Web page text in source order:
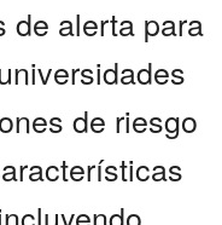
de alerta para
de riesgo